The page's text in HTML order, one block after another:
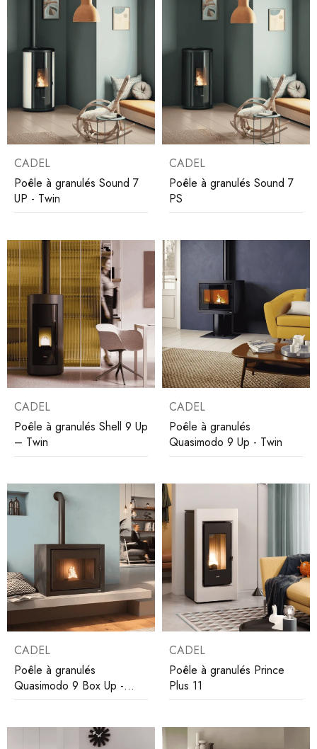
CADEL
Poêle à granulés Sound 7
UP - Twin
CADEL
Poêle à granulés Sound 7
PS
CADEL
Poêle à granulés Shell 9 Up
– Twin
CADEL
Poêle à granulés
Quasimodo 9 Up - Twin
CADEL
Poêle à granulés
Quasimodo 9 Box Up -
Twin
CADEL
Poêle à granulés Prince
Plus 11